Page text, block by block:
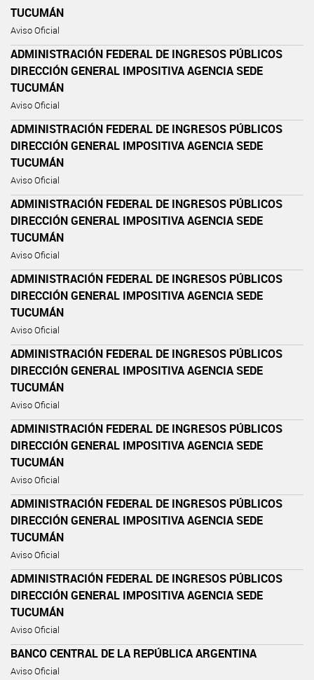
TUCUMÁN
Aviso Oficial
ADMINISTRACIÓN FEDERAL DE INGRESOS PÚBLICOS
DIRECCIÓN GENERAL IMPOSITIVA AGENCIA SEDE
TUCUMÁN
Aviso Oficial
ADMINISTRACIÓN FEDERAL DE INGRESOS PÚBLICOS
DIRECCIÓN GENERAL IMPOSITIVA AGENCIA SEDE
TUCUMÁN
Aviso Oficial
ADMINISTRACIÓN FEDERAL DE INGRESOS PÚBLICOS
DIRECCIÓN GENERAL IMPOSITIVA AGENCIA SEDE
TUCUMÁN
Aviso Oficial
ADMINISTRACIÓN FEDERAL DE INGRESOS PÚBLICOS
DIRECCIÓN GENERAL IMPOSITIVA AGENCIA SEDE
TUCUMÁN
Aviso Oficial
ADMINISTRACIÓN FEDERAL DE INGRESOS PÚBLICOS
DIRECCIÓN GENERAL IMPOSITIVA AGENCIA SEDE
TUCUMÁN
Aviso Oficial
ADMINISTRACIÓN FEDERAL DE INGRESOS PÚBLICOS
DIRECCIÓN GENERAL IMPOSITIVA AGENCIA SEDE
TUCUMÁN
Aviso Oficial
ADMINISTRACIÓN FEDERAL DE INGRESOS PÚBLICOS
DIRECCIÓN GENERAL IMPOSITIVA AGENCIA SEDE
TUCUMÁN
Aviso Oficial
ADMINISTRACIÓN FEDERAL DE INGRESOS PÚBLICOS
DIRECCIÓN GENERAL IMPOSITIVA AGENCIA SEDE
TUCUMÁN
Aviso Oficial
BANCO CENTRAL DE LA REPÚBLICA ARGENTINA
Aviso Oficial